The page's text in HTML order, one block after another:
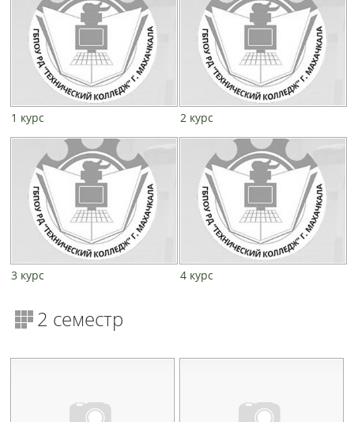
1 курс 2 курс
3 курс 4 курс
2 семестр